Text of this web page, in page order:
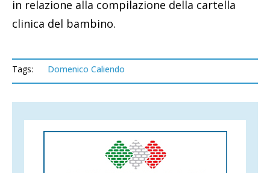
in relazione alla compilazione della cartella
clinica del bambino.
Tags: Domenico Caliendo